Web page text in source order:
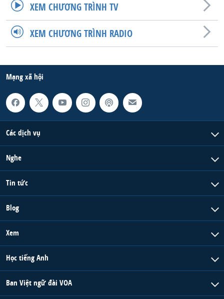
XEM CHƯƠNG TRÌNH TV
XEM CHƯƠNG TRÌNH RADIO
Mạng xã hội
Các dịch vụ
Nghe
Tin tức
Blog
Xem
Học tiếng Anh
Ban Việt ngữ đài VOA